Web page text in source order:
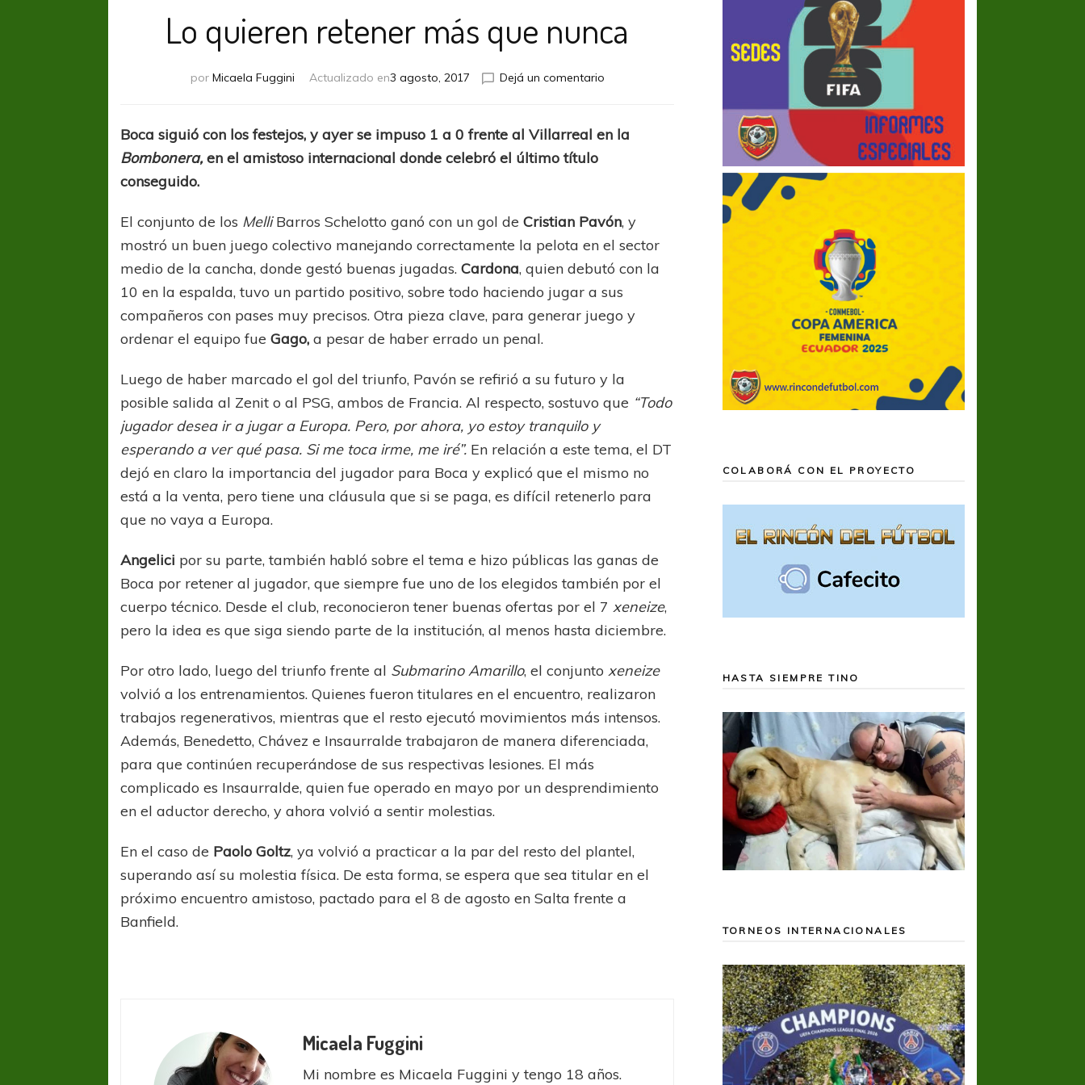
Lo quieren retener más que nunca
por Micaela Fuggini Actualizado en3 agosto, 2017 Dejá un comentarioen
retener
más
Boca siguió con los festejos, y ayer se impuso 1 a 0 frente al Villarreal en la
Bombonera,en el amistoso internacional donde celebró el último título
conseguido.
El conjunto de los MelliBarros Schelotto ganó con un gol deCristian Pavón, y
mostró un buen juego colectivo manejando correctamente la pelota en el sector
medio de la cancha, donde gestó buenas jugadas.Cardona, quien debutó con la
10 en la espalda, tuvo un partido positivo, sobre todo haciendo jugar a sus
compañeros con pases muy precisos. Otra pieza clave, para generar juego y
ordenar el equipo fueGago, a pesar de haber errado un penal.
Luego de haber marcado el gol del triunfo, Pavón se refirió a su futuro y la
posible salida al Zenit o al PSG, ambos de Francia. Al respecto, sostuvo que “Todo
jugador desea ir a jugar a Europa. Pero, por ahora, yo estoy tranquilo y
esperando a ver qué pasa. Si me toca irme, me iré”. En relación a este tema, el DT
dejó en claro la importancia del jugador para Boca y explicó que el mismo no
está a la venta, pero tiene una cláusula que si se paga, es difícil retenerlo para
que no vaya a Europa.
Angelici por su parte, también habló sobre el tema e hizo públicas las ganas de
Boca por retener al jugador, que siempre fue uno de los elegidos también por el
cuerpo técnico. Desde el club, reconocieron tener buenas ofertas por el 7 xeneize,
pero la idea es que siga siendo parte de la institución, al menos hasta diciembre.
Por otro lado, luego del triunfo frente al Submarino Amarillo, el conjunto xeneize
volvió a los entrenamientos. Quienes fueron titulares en el encuentro, realizaron
trabajos regenerativos, mientras que el resto ejecutó movimientos más intensos.
Además, Benedetto, Chávez e Insaurralde trabajaron de manera diferenciada,
para que continúen recuperándose de sus respectivas lesiones. El más
complicado es Insaurralde, quien fue operado en mayo por un desprendimiento
en el aductor derecho, y ahora volvió a sentir molestias.
En el caso de Paolo Goltz, ya volvió a practicar a la par del resto del plantel,
superando así su molestia física. De esta forma, se espera que sea titular en el
próximo encuentro amistoso, pactado para el 8 de agosto en Salta frente a
Banfield.
Micaela Fuggini
Mi nombre es Micaela Fuggini y tengo 18 años.
COLABORÁ CON EL PROYECTO
HASTA SIEMPRE TINO
TORNEOS INTERNACIONALES